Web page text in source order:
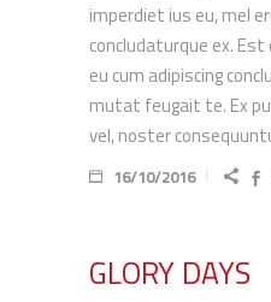
imperdiet ius eu, mel
concludaturque ex.
eu cum adipiscing
mutat feugait te. Ex
vel, noster
16/10/2016
GLORY DAYS